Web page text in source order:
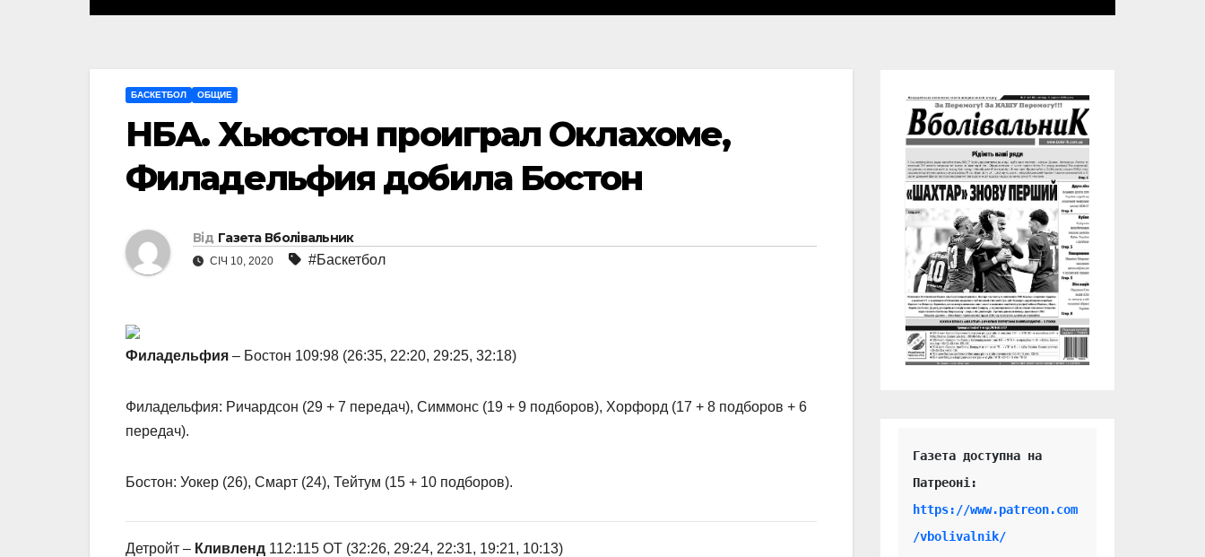
БАСКЕТБОЛ ОБЩИЕ
НБА. Хьюстон проиграл Оклахоме,
Филадельфия добила Бостон
Від Газета Вболівальник
СІЧ 10, 2020 #Баскетбол
Филадельфия – Бостон 109:98 (26:35, 22:20, 29:25, 32:18)
Филадельфия: Ричардсон (29 + 7 передач), Симмонс (19 + 9 подборов), Хорфорд (17 + 8 подборов + 6
передач).
Бостон: Уокер (26), Смарт (24), Тейтум (15 + 10 подборов).
Детройт – Кливленд 112:115 OT (32:26, 29:24, 22:31, 19:21, 10:13)
Газета доступна на
https://www.patreon.com
/vbolivalnik/